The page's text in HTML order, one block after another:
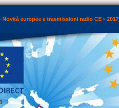
Novità europee e trasmissioni radio CE 2017